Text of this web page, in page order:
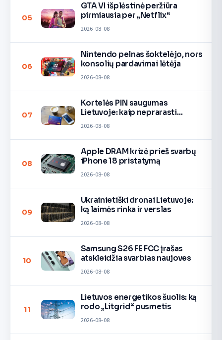
05
GTA VI išplėstinė peržiūra
pirmiausia per „Netflix“
2026-08-08
06
Nintendo pelnas šoktelėjo, nors
konsolių pardavimai lėtėja
2026-08-08
07
Kortelės PIN saugumas
Lietuvoje: kaip neprarasti
2026-08-08
08
Apple DRAM krizė prieš svarbų
iPhone 18 pristatymą
2026-08-08
09
Ukrainietiški dronai Lietuvoje:
ką laimės rinka ir verslas
2026-08-08
10
Samsung S26 FE FCC įrašas
atskleidžia svarbias naujoves
2026-08-08
11
Lietuvos energetikos šuolis: ką
rodo „Litgrid“ pusmetis
2026-08-08